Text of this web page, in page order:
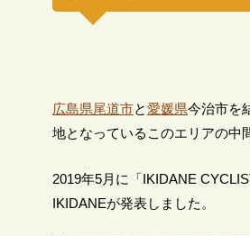
広島県尾道市と愛媛県今治市を
地となっているこのエリアの中
2019年5月に「IKIDANE
IKIDANEが発表しました。